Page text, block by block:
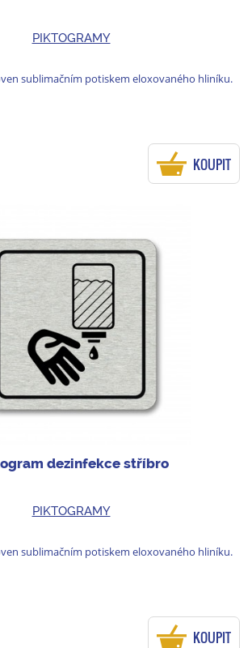
PIKTOGRAMY
sublimačním potiskem eloxovaného hliníku.
KOUPIT
dezinfekce stříbro
PIKTOGRAMY
sublimačním potiskem eloxovaného hliníku.
KOUPIT